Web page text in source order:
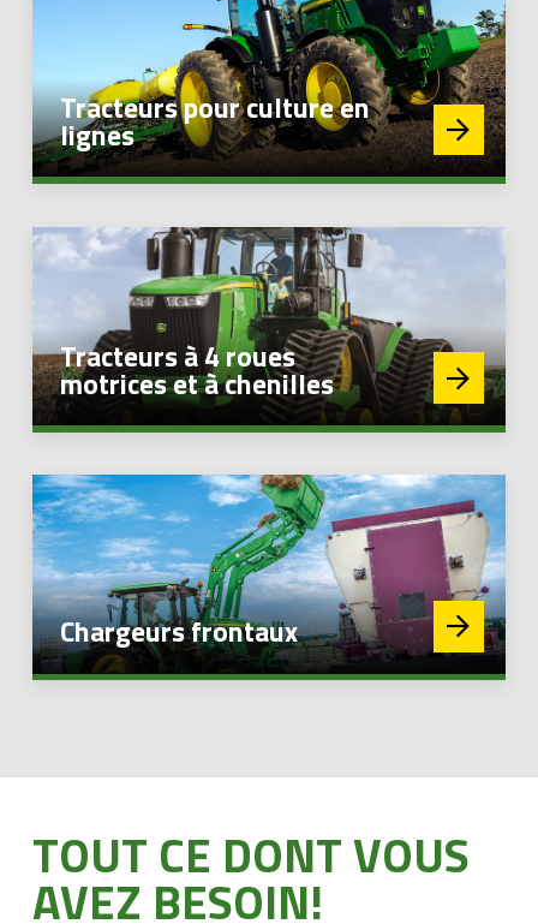
Tracteurs pour culture en
lignes
Tracteurs à 4 roues
motrices et à chenilles
Chargeurs frontaux
TOUT CE DONT VOUS
AVEZ BESOIN!